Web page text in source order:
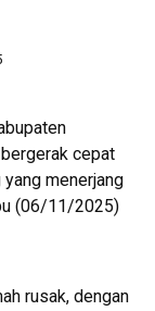
cepat
menerjang
(06/11/2025)
rusak, dengan